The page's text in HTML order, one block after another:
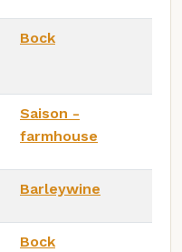
Bock
Saison -
farmhouse
Barleywine
Bock